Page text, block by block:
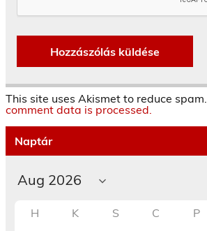
This site uses Akismet to reduce spam.
comment data is processed.
Naptár
H K S C P